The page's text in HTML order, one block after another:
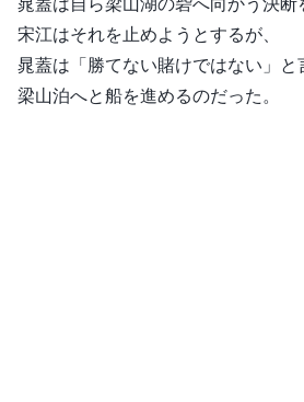
宋江はそれを止めようとするが、
晁蓋は「勝てない賭けではない」と
梁山泊へと船を進めるのだった。